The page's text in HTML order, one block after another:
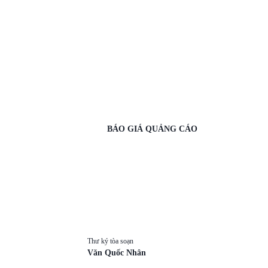
BÁO GIÁ QUẢNG CÁO
Thư ký tòa soạn
Văn Quốc Nhân